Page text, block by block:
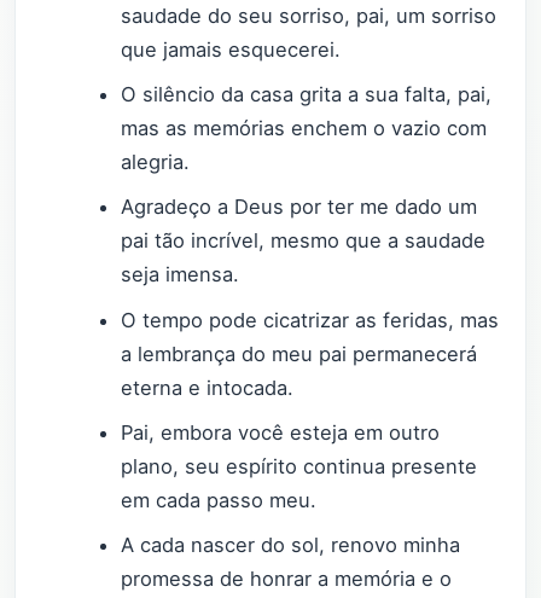
saudade do seu sorriso, pai, um sorriso
que jamais esquecerei.
O silêncio da casa grita a sua falta, pai,
mas as memórias enchem o vazio com
alegria.
Agradeço a Deus por ter me dado um
pai tão incrível, mesmo que a saudade
seja imensa.
O tempo pode cicatrizar as feridas, mas
a lembrança do meu pai permanecerá
eterna e intocada.
Pai, embora você esteja em outro
plano, seu espírito continua presente
em cada passo meu.
A cada nascer do sol, renovo minha
promessa de honrar a memória e o